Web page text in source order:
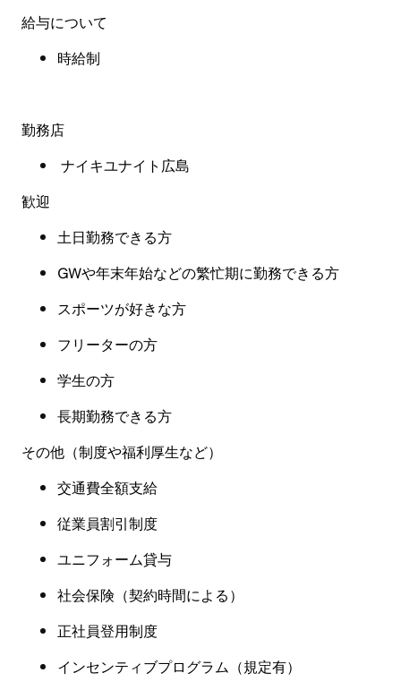
給与について
時給制
勤務店
ナイキユナイト広島
歓迎
土日勤務できる方
GWや年末年始などの繁忙期に勤務できる方
スポーツが好きな方
フリーターの方
学生の方
長期勤務できる方
その他（制度や福利厚生など）
交通費全額支給
従業員割引制度
ユニフォーム貸与
社会保険 （契約時間による）
正社員登用制度
インセンティブプログラム（規定有）